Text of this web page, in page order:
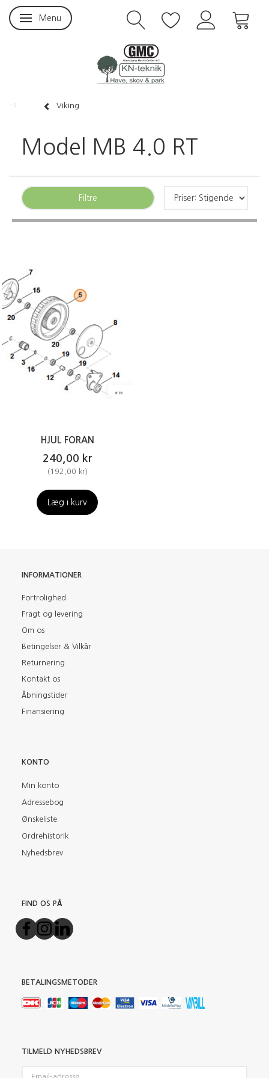
Skifte navigation
Menu
Viking
Model MB 4.0 RT
Filtre
HJUL FORAN
240,00 kr
(192,00 kr)
Læg i kurv
INFORMATIONER
Fortrolighed
Fragt og levering
Om os
Betingelser & Vilkår
Returnering
Kontakt os
Åbningstider
Finansiering
KONTO
Min konto
Adressebog
Ønskeliste
Ordrehistorik
Nyhedsbrev
FIND OS PÅ
BETALINGSMETODER
TILMELD NYHEDSBREV